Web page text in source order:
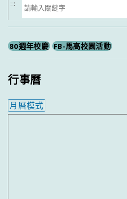
搜
尋
:::
80週年校慶 FB-馬高校園活動
行事曆
月曆模式